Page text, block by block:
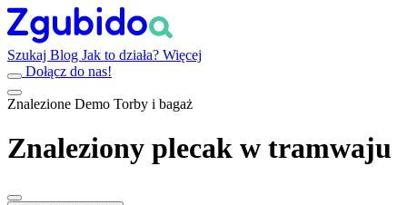
Szukaj Blog Jak to działa? Więcej
Dołącz do nas!
Znalezione Demo Torby i bagaż
Znaleziony plecak w tramwaju